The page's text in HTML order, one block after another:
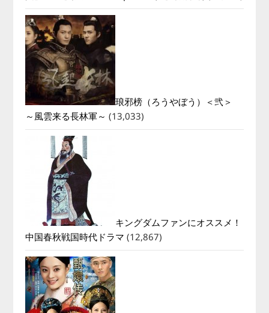
琅邪榜（ろうやぼう）＜弐＞
～風雲来る長林軍～ (13,033)
キングダムファンにオススメ！
中国春秋戦国時代ドラマ (12,867)